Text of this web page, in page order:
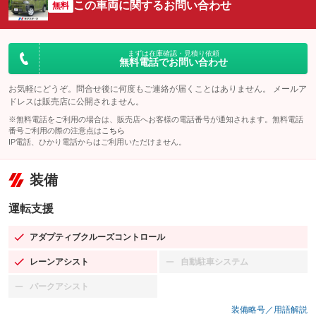
無料 この車両に関するお問い合わせ
まずは在庫確認・見積り依頼
無料電話でお問い合わせ
お気軽にどうぞ。問合せ後に何度もご連絡が届くことはありません。 メールア
ドレスは販売店に公開されません。
※無料電話をご利用の場合は、販売店へお客様の電話番号が通知されます。無料電話
番号ご利用の際の注意点は こちら
IP電話、ひかり電話からはご利用いただけません。
装備
運転支援
アダプティブクルーズコントロール
：装備あり
レーンアシスト
：装備あり 自動駐車システム
：装備なし
パークアシスト
：装備なし
装備略号／用語解説